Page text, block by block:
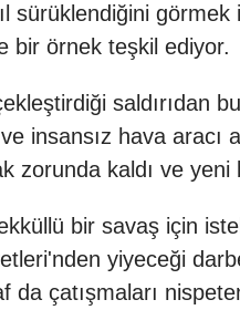
sürüklendiğini
bir örnek teşkil ediyor.
saldırıdan
insansız hava aracı
zorunda kaldı ve
bir savaş için
yiyeceği
da çatışmaları